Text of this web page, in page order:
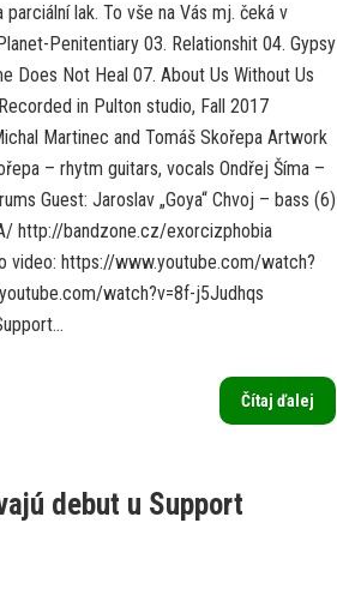
lak. To vše na Vás mj. čeká v
Penitentiary 03. Relationshit 04. Gypsy
Does Not Heal 07. About Us Without Us
in Pulton studio, Fall 2017
Martinec and Tomáš Skořepa Artwork
– rhytm guitars, vocals Ondřej Šíma –
Guest: Jaroslav „Goya“ Chvoj – bass (6)
http://bandzone.cz/exorcizphobia
video: https://www.youtube.com/watch?
watch?v=8f-j5Judhqs
Čítaj ďalej
debut u Support